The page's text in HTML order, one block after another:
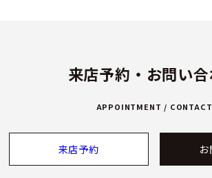
来店予約・お問い
APPOINTMENT / CONTACT
来店予約